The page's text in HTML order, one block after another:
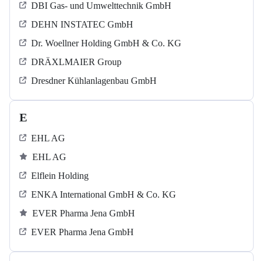
DBI Gas- und Umwelttechnik GmbH
DEHN INSTATEC GmbH
Dr. Woellner Holding GmbH & Co. KG
DRÄXLMAIER Group
Dresdner Kühlanlagenbau GmbH
E
EHL AG
EHL AG
Elflein Holding
ENKA International GmbH & Co. KG
EVER Pharma Jena GmbH
EVER Pharma Jena GmbH